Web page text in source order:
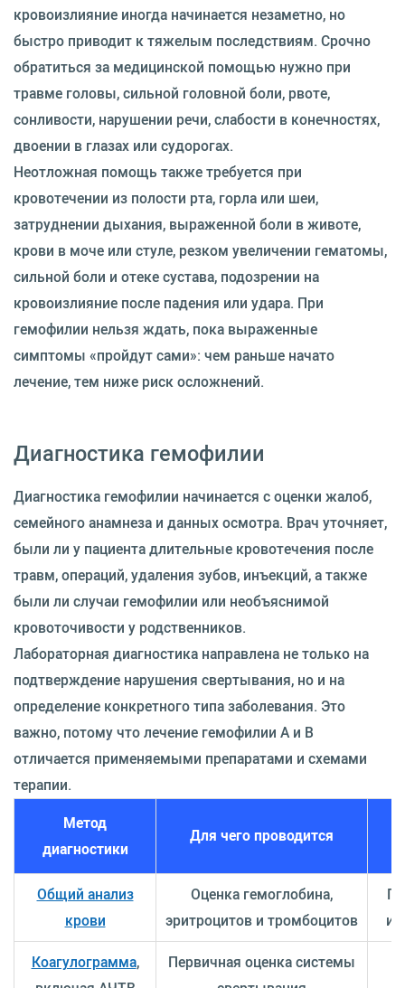
кровоизлияние иногда начинается незаметно, но
быстро приводит к тяжелым последствиям. Срочно
обратиться за медицинской помощью нужно при
травме головы, сильной головной боли, рвоте,
сонливости, нарушении речи, слабости в конечностях,
двоении в глазах или судорогах.
Неотложная помощь также требуется при
кровотечении из полости рта, горла или шеи,
затруднении дыхания, выраженной боли в животе,
крови в моче или стуле, резком увеличении гематомы,
сильной боли и отеке сустава, подозрении на
кровоизлияние после падения или удара. При
гемофилии нельзя ждать, пока выраженные
симптомы «пройдут сами»: чем раньше начато
лечение, тем ниже риск осложнений.
Диагностика гемофилии
Диагностика гемофилии начинается с оценки жалоб,
семейного анамнеза и данных осмотра. Врач уточняет,
были ли у пациента длительные кровотечения после
травм, операций, удаления зубов, инъекций, а также
были ли случаи гемофилии или необъяснимой
кровоточивости у родственников.
Лабораторная диагностика направлена не только на
подтверждение нарушения свертывания, но и на
определение конкретного типа заболевания. Это
важно, потому что лечение гемофилии A и B
отличается применяемыми препаратами и схемами
терапии.
Метод
диагностики
Для чего проводится
Общий анализ
крови
Оценка гемоглобина,
эритроцитов и тромбоцитов
Коагулограмма,
Первичная оценка системы